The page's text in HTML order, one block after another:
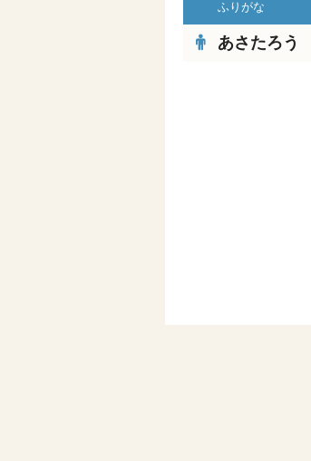
ふりがな
あさたろう